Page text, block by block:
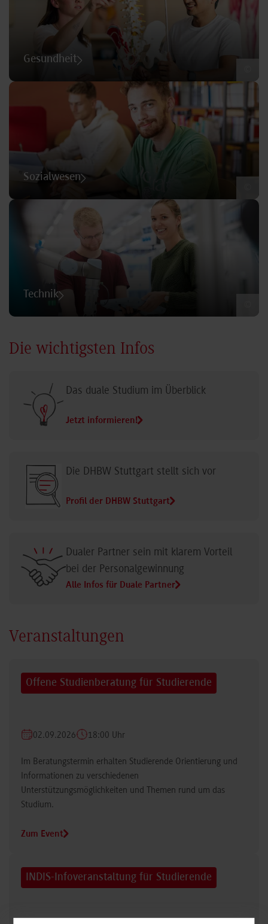
Gesundheit
Sozialwesen
Technik
Die wichtigsten Infos
Das duale Studium im Überblick
Jetzt informieren!
Die DHBW Stuttgart stellt sich vor
Profil der DHBW Stuttgart
Dualer Partner sein mit klarem Vorteil
bei der Personalgewinnung
Alle Infos für Duale Partner
Veranstaltungen
Offene Studienberatung für Studierende
02.09.2026 18:00 Uhr
Im Beratungstermin erhalten Studierende Orientierung und
Informationen zu verschiedenen
Unterstützungsmöglichkeiten und Themen rund um das
Studium.
Zum Event
INDIS-Infoveranstaltung für Studierende